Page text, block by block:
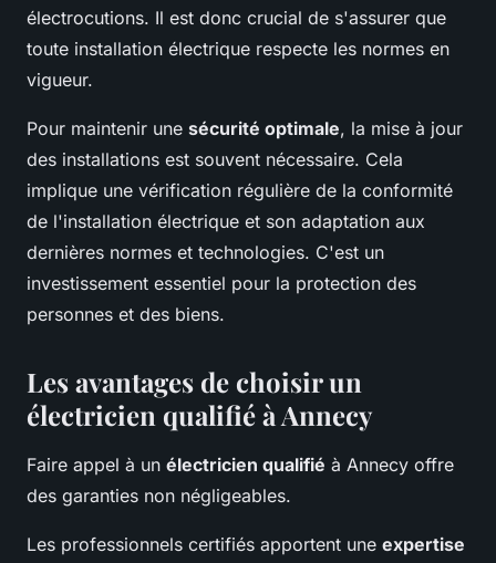
électrocutions. Il est donc crucial de s'assurer que
toute installation électrique respecte les normes en
vigueur.
Pour maintenir une sécurité optimale, la mise à jour
des installations est souvent nécessaire. Cela
implique une vérification régulière de la conformité
de l'installation électrique et son adaptation aux
dernières normes et technologies. C'est un
investissement essentiel pour la protection des
personnes et des biens.
Les avantages de choisir un
électricien qualifié à Annecy
Faire appel à un électricien qualifié à Annecy offre
des garanties non négligeables.
Les professionnels certifiés apportent une expertise